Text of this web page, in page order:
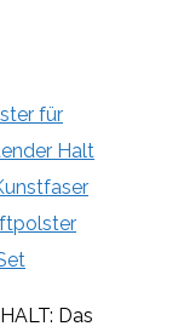
für
Halt
Das